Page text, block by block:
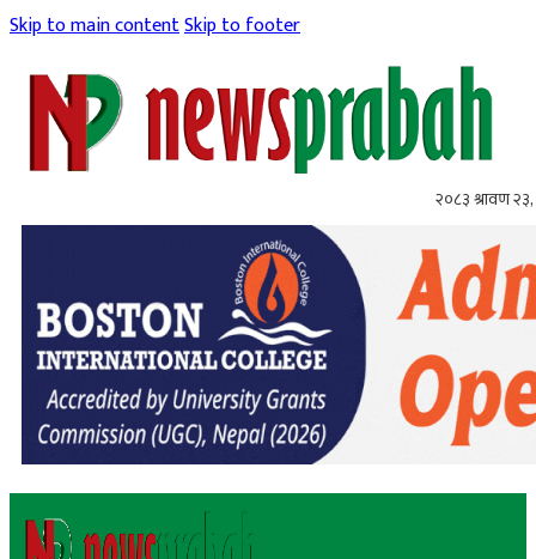
Skip to main contentSkip to footer
२०८३ श्रावण २३,